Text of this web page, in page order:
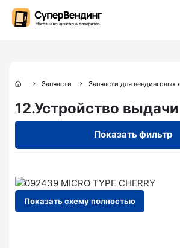
Запчасти Запчасти для вендинговых
12.Устройство
Показать фильтр
Показать схему полностью